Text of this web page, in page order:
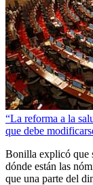
“La reforma a la
que debe
Bonilla explicó que
dónde están las
que una parte del